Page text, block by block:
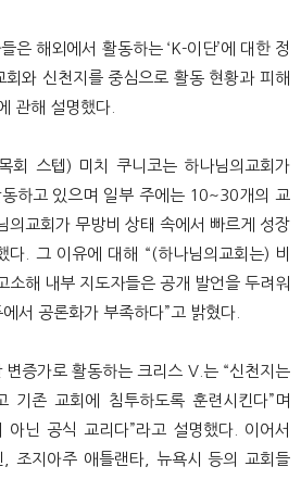
은 해외에서 활동하는 ‘K-이단’에 대한 정
와 신천지를 중심으로 활동 현황과 피해
관해 설명했다.
회 스텝) 미치 쿠니코는 하나님의교회가
하고 있으며 일부 주에는 10~30개의 교
의교회가 무방비 상태 속에서 빠르게 성장
다. 그 이유에 대해 “(하나님의교회는) 비
소해 내부 지도자들은 공개 발언을 두려워
서 공론화가 부족하다”고 밝혔다.
증가로 활동하는 크리스 V.는 “신천지는
기존 교회에 침투하도록 훈련시킨다”며
아닌 공식 교리다”라고 설명했다. 이어서
, 조지아주 애틀랜타, 뉴욕시 등의 교회들